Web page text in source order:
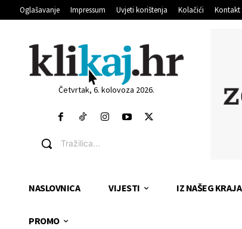
Oglašavanje Impressum Uvjeti korištenja Kolačići Kontakt
Četvrtak, 6. kolovoza 2026.
Tražilica...
NASLOVNICA VIJESTI IZ NAŠEG KRAJA
PROMO